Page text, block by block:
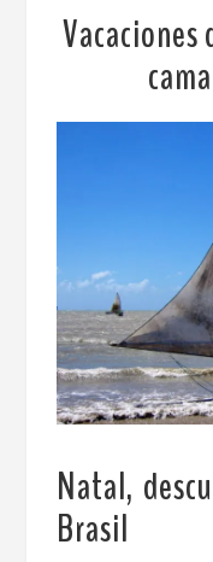
Vacaciones
Natal,
Brasil